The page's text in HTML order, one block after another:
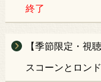
終了
【季節限定・視
スコーンとロン